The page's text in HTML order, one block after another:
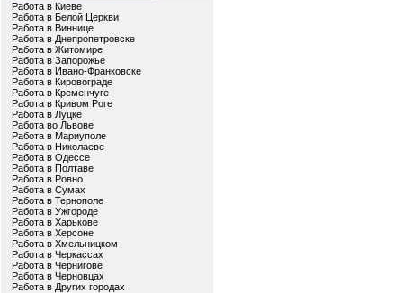
Работа в Киеве
Работа в Белой Церкви
Работа в Виннице
Работа в Днепропетровске
Работа в Житомире
Работа в Запорожье
Работа в Ивано-Франковске
Работа в Кировограде
Работа в Кременчуге
Работа в Кривом Роге
Работа в Луцке
Работа во Львове
Работа в Мариуполе
Работа в Николаеве
Работа в Одессе
Работа в Полтаве
Работа в Ровно
Работа в Сумах
Работа в Тернополе
Работа в Ужгороде
Работа в Харькове
Работа в Херсоне
Работа в Хмельницком
Работа в Черкассах
Работа в Чернигове
Работа в Черновцах
Работа в Других городах